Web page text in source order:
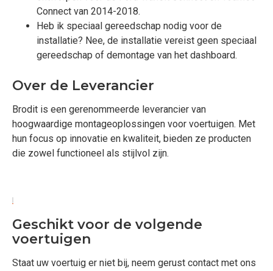
Connect van 2014-2018.
Heb ik speciaal gereedschap nodig voor de
installatie? Nee, de installatie vereist geen speciaal
gereedschap of demontage van het dashboard.
Over de Leverancier
Brodit is een gerenommeerde leverancier van
hoogwaardige montageoplossingen voor voertuigen. Met
hun focus op innovatie en kwaliteit, bieden ze producten
die zowel functioneel als stijlvol zijn.
Geschikt voor de volgende
voertuigen
Staat uw voertuig er niet bij, neem gerust contact met ons